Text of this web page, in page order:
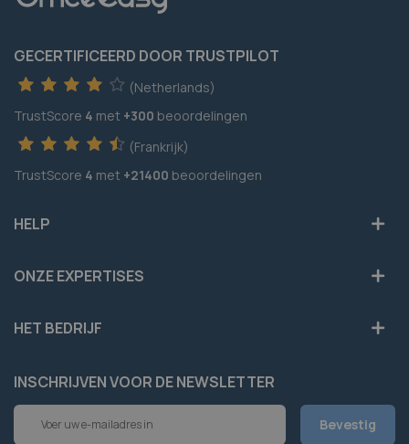
GECERTIFICEERD DOOR TRUSTPILOT
(Netherlands)
TrustScore 4 met +300 beoordelingen
(Frankrijk)
TrustScore 4 met +21400 beoordelingen
HELP
ONZE EXPERTISES
HET BEDRIJF
INSCHRIJVEN VOOR DE NEWSLETTER
Abonneer
Bevestig